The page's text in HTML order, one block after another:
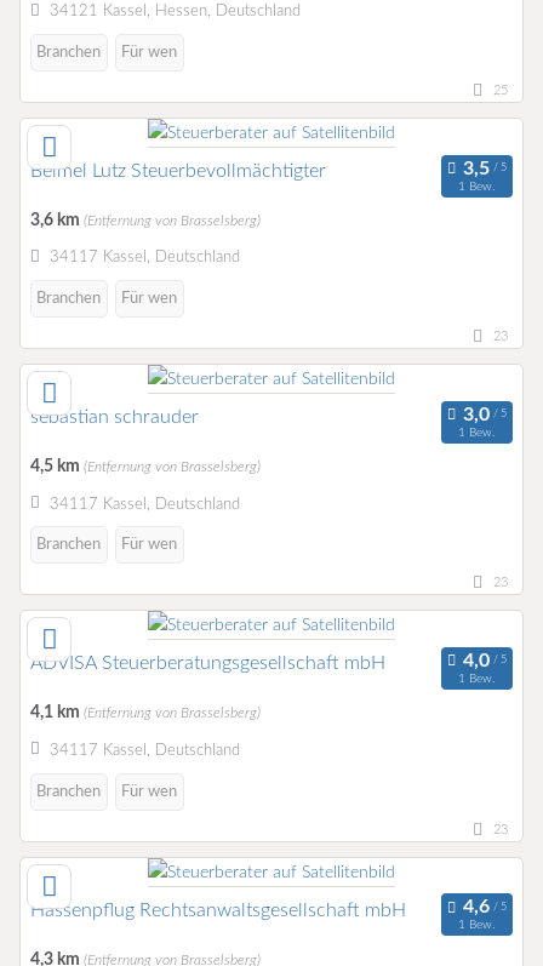
34121 Kassel, Hessen, Deutschland
Branchen Für wen
25
Beimel Lutz Steuerbevollmächtigter
1 Bew.
3,6 km (Entfernung von Brasselsberg)
34117 Kassel, Deutschland
Branchen Für wen
23
sebastian schrauder
1 Bew.
4,5 km (Entfernung von Brasselsberg)
34117 Kassel, Deutschland
Branchen Für wen
23
ADVISA Steuerberatungsgesellschaft mbH
1 Bew.
4,1 km (Entfernung von Brasselsberg)
34117 Kassel, Deutschland
Branchen Für wen
23
Hassenpflug Rechtsanwaltsgesellschaft mbH
1 Bew.
4,3 km (Entfernung von Brasselsberg)